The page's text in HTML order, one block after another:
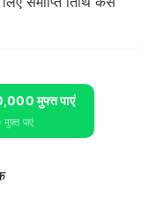
मुफ्त पाएं
पाएं